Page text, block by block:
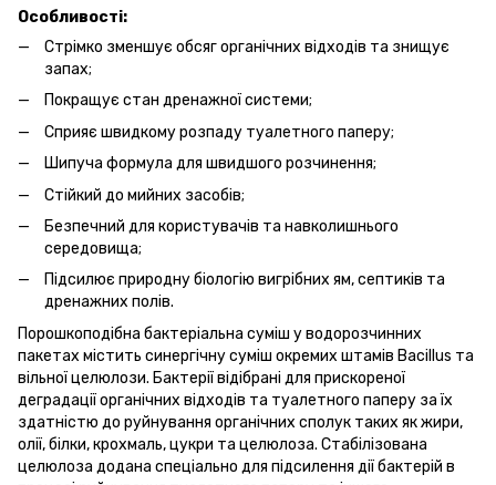
Особливості:
Стрімко зменшує обсяг органічних відходів та знищує
запах;
Покращує стан дренажної системи;
Сприяє швидкому розпаду туалетного паперу;
Шипуча формула для швидшого розчинення;
Стійкий до мийних засобів;
Безпечний для користувачів та навколишнього
середовища;
Підсилює природну біологію вигрібних ям, септиків та
дренажних полів.
Порошкоподібна бактеріальна суміш у водорозчинних
пакетах містить синергічну суміш окремих штамів Bacillus та
вільної целюлози. Бактерії відібрані для прискореної
деградації органічних відходів та туалетного паперу за їх
здатністю до руйнування органічних сполук таких як жири,
олії, білки, крохмаль, цукри та целюлоза. Стабілізована
целюлоза додана спеціально для підсилення дії бактерій в